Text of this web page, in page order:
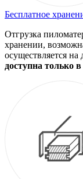
Бесплатное
Отгрузка
хранении,
осуществляется на
доступна только